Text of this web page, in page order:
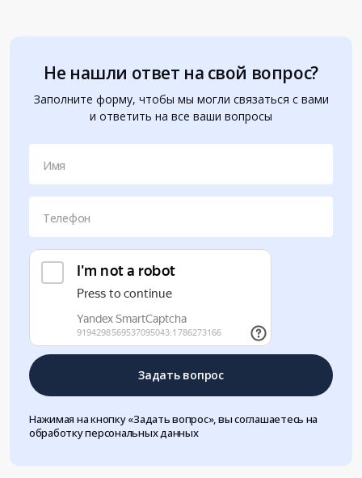
Не нашли ответ на свой вопрос?
Заполните форму, чтобы мы могли связаться с вами
и ответить на все ваши вопросы
Имя
Телефон
Задать вопрос
Нажимая на кнопку «Задать вопрос», вы соглашаетесь на
обработку персональных данных